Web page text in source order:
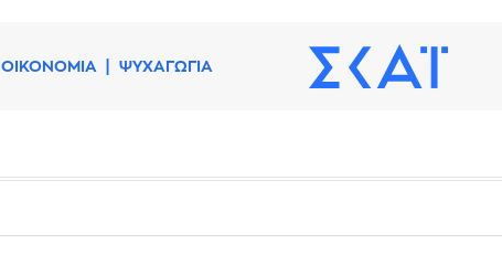
ΟΙΚΟΝΟΜΙΑ ΨΥΧΑΓΩΓΙΑ